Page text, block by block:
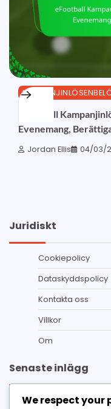
eFootball
Evenemang,
Jordan Ellis 04/03/
Juridiskt
Cookiepolicy
Dataskyddspolicy
Kontakta oss
Villkor
Om
Senaste inlägg
eFootball Match
We respect your